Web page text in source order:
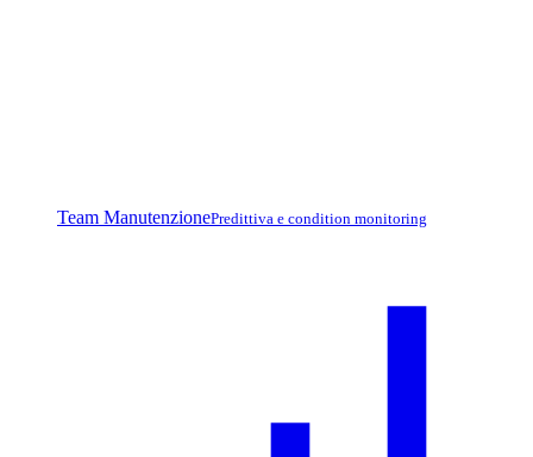
Team ManutenzionePredittiva e condition monitoring